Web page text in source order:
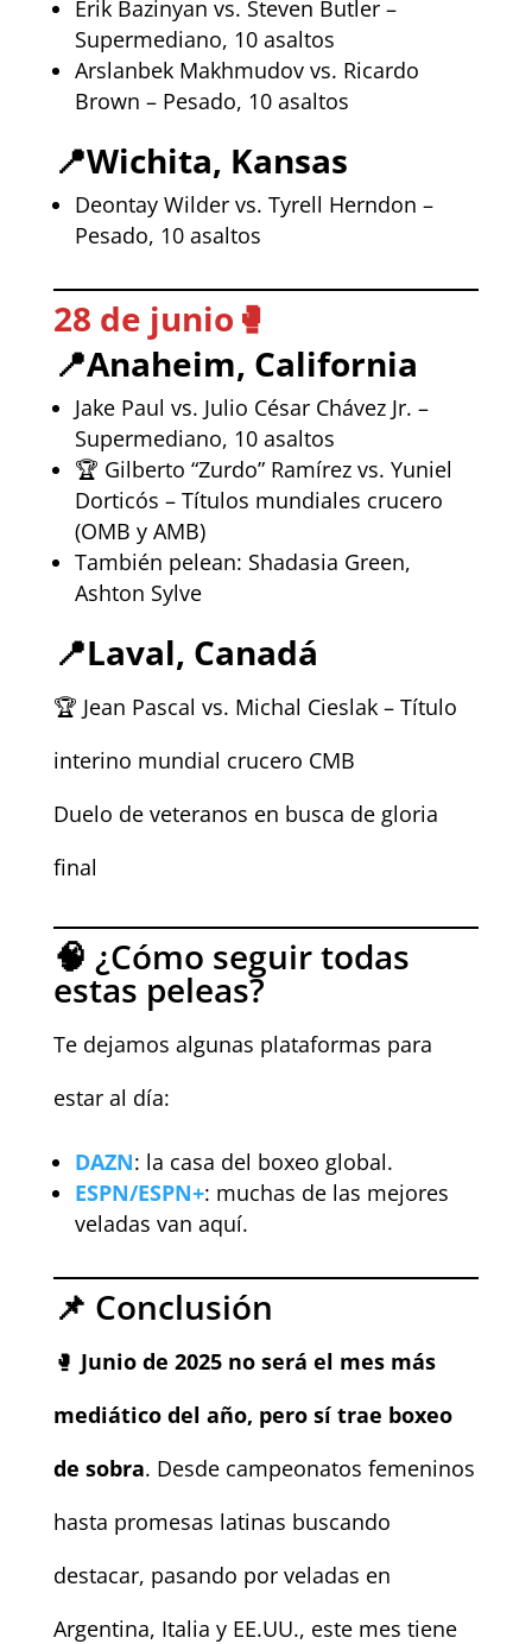
Erik Bazinyan vs. Steven Butler –
Supermediano, 10 asaltos
Arslanbek Makhmudov vs. Ricardo
Brown – Pesado, 10 asaltos
📍Wichita, Kansas
Deontay Wilder vs. Tyrell Herndon –
Pesado, 10 asaltos
28 de junio 🥊
📍Anaheim, California
Jake Paul vs. Julio César Chávez Jr. –
Supermediano, 10 asaltos
🏆 Gilberto “Zurdo” Ramírez vs. Yuniel
Dorticós – Títulos mundiales crucero
(OMB y AMB)
También pelean: Shadasia Green,
Ashton Sylve
📍Laval, Canadá
🏆 Jean Pascal vs. Michal Cieslak – Título
interino mundial crucero CMB
Duelo de veteranos en busca de gloria
final
🧠 ¿Cómo seguir todas
estas peleas?
Te dejamos algunas plataformas para
estar al día:
DAZN: la casa del boxeo global.
ESPN/ESPN+: muchas de las mejores
veladas van aquí.
📌 Conclusión
🥊 Junio de 2025 no será el mes más
mediático del año, pero sí trae boxeo
de sobra. Desde campeonatos femeninos
hasta promesas latinas buscando
destacar, pasando por veladas en
Argentina, Italia y EE.UU., este mes tiene